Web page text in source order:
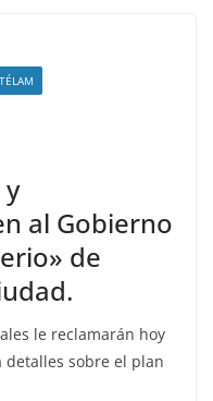
al Gobierno
de
le reclamarán hoy
sobre el plan